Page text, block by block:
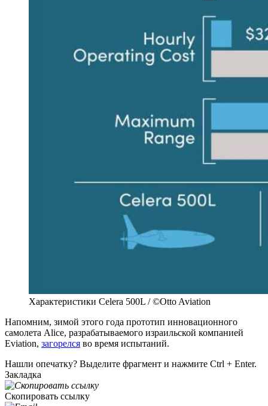
Характеристики Celera 500L / ©Otto Aviation
Напомним, зимой этого года прототип инновационного
самолета Alice, разрабатываемого израильской компанией
Eviation, загорелся во время испытаний.
Нашли опечатку? Выделите фрагмент и нажмите Ctrl + Enter.
Закладка
Скопировать ссылку